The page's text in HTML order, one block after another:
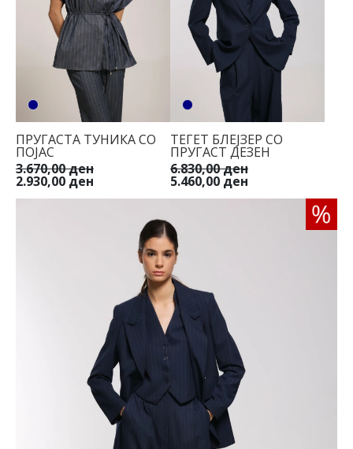
ПРУГАСТА ТУНИКА СО
ПОЈАС
3.670,00 ден
2.930,00 ден
ТЕГЕТ БЛЕЈЗЕР СО
ПРУГАСТ ДЕЗЕН
6.830,00 ден
5.460,00 ден